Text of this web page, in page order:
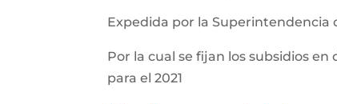
Expedida por la Superintendencia
Por la cual se fijan los subsidios
para el 2021